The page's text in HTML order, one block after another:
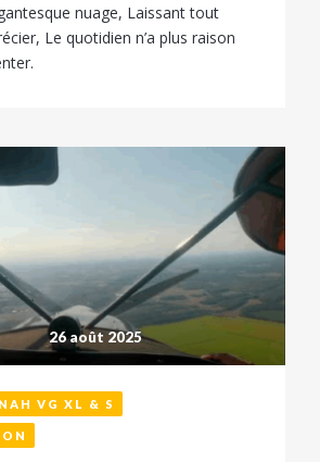
nuage, Laissant tout
Le quotidien n’a plus raison
26 août 2025
VG XL & S